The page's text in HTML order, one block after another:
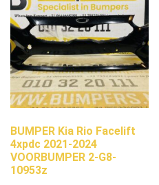
BUMPER Kia Rio Facelift
4xpdc 2021-2024
VOORBUMPER 2-G8-
10953z